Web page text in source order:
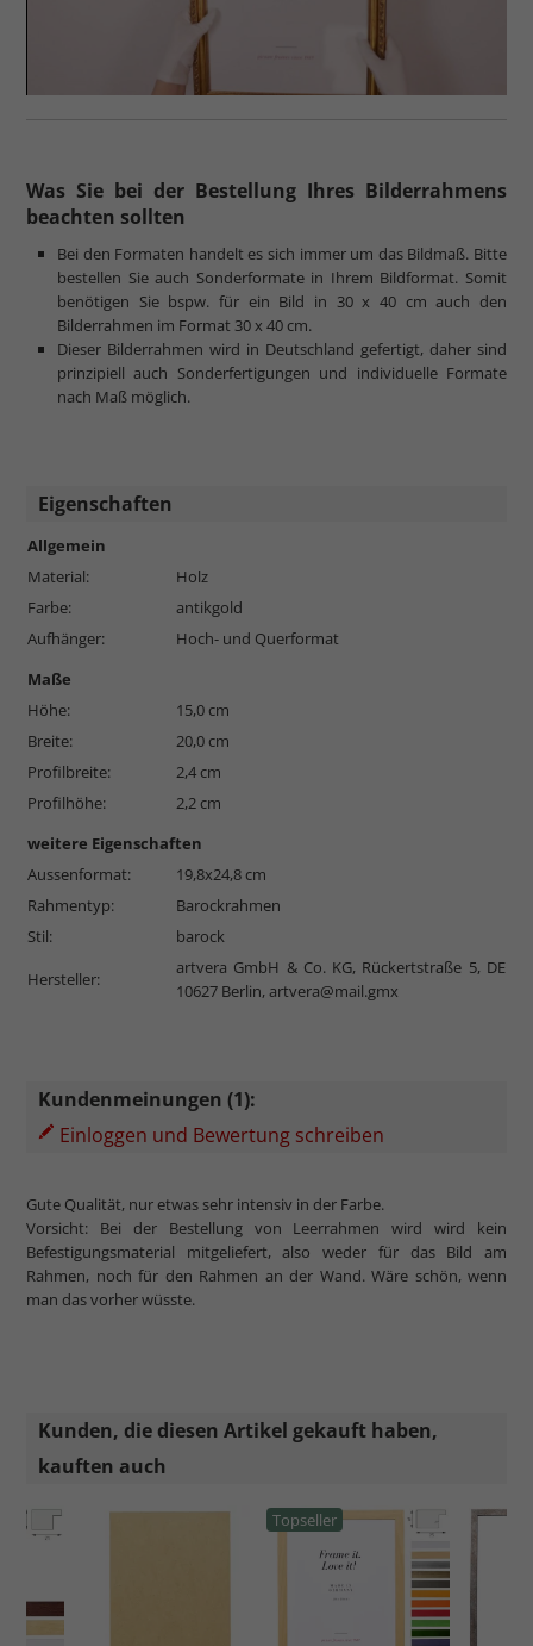
Was Sie bei der Bestellung Ihres Bilderrahmens
beachten sollten
Bei den Formaten handelt es sich immer um das Bildmaß. Bitte
bestellen Sie auch Sonderformate in Ihrem Bildformat. Somit
benötigen Sie bspw. für ein Bild in 30 x 40 cm auch den
Bilderrahmen im Format 30 x 40 cm.
Dieser Bilderrahmen wird in Deutschland gefertigt, daher sind
prinzipiell auch Sonderfertigungen und individuelle Formate
nach Maß möglich.
Eigenschaften
Allgemein
Material:
Holz
Farbe:
antikgold
Aufhänger:
Hoch- und Querformat
Maße
Höhe:
15,0 cm
Breite:
20,0 cm
Profilbreite:
2,4 cm
Profilhöhe:
2,2 cm
weitere Eigenschaften
Aussenformat:
19,8x24,8 cm
Rahmentyp:
Barockrahmen
Stil:
barock
Hersteller:
artvera GmbH & Co. KG, Rückertstraße 5, DE
10627 Berlin,artvera@mail.gmx
Kundenmeinungen (1):
Einloggen und Bewertung schreiben
Gute Qualität, nur etwas sehr intensiv in der Farbe.
Vorsicht: Bei der Bestellung von Leerrahmen wird wird kein
Befestigungsmaterial mitgeliefert, also weder für das Bild am
Rahmen, noch für den Rahmen an der Wand. Wäre schön, wenn
man das vorher wüsste.
Kunden, die diesen Artikel gekauft haben,
kauften auch
Topseller